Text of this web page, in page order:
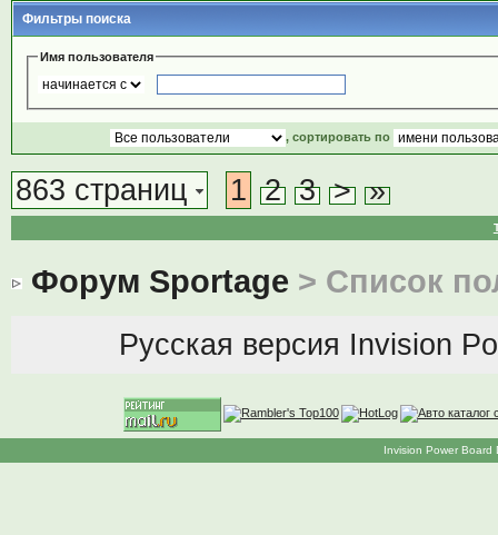
Фильтры поиска
Имя пользователя
, сортировать по
863 страниц 1 2 3 > »
Форум Sportage > Список
Русская версия Invision
Invision Power